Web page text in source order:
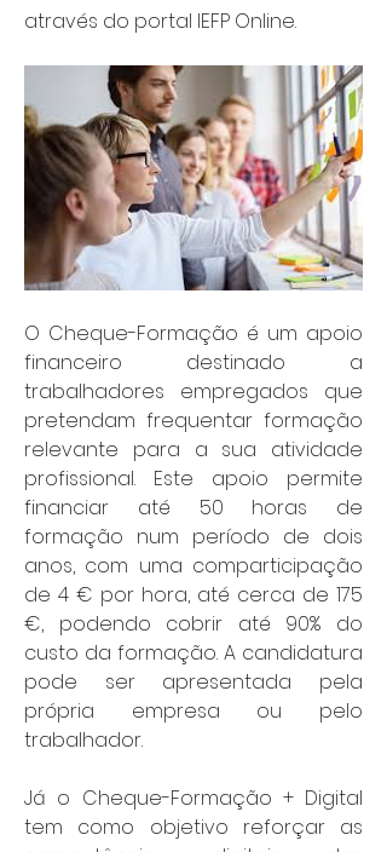
através do portal IEFP Online.
O Cheque-Formação é um apoio
financeiro destinado a
trabalhadores empregados que
pretendam frequentar formação
relevante para a sua atividade
profissional. Este apoio permite
financiar até 50 horas de
formação num período de dois
anos, com uma comparticipação
de 4 € por hora, até cerca de 175
€, podendo cobrir até 90% do
custo da formação. A candidatura
pode ser apresentada pela
própria empresa ou pelo
trabalhador.
Já o Cheque-Formação + Digital
tem como objetivo reforçar as